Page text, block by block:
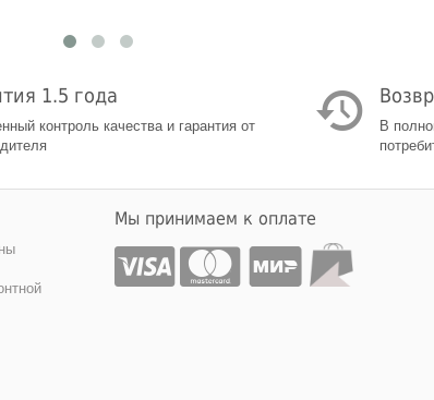
1.5 года
контроль качества и гарантия от
В
Мы принимаем к оплате